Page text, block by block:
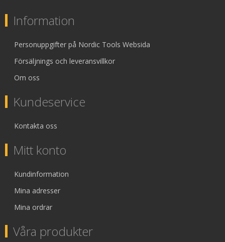
Information
Personuppgifter på Nordic Tools Websida
Försäljnings och leveransvillkor
Om oss
Kundeservice
Kontakta oss
Mitt konto
Kundinformation
Mina adresser
Mina ordrar
Våra produkter